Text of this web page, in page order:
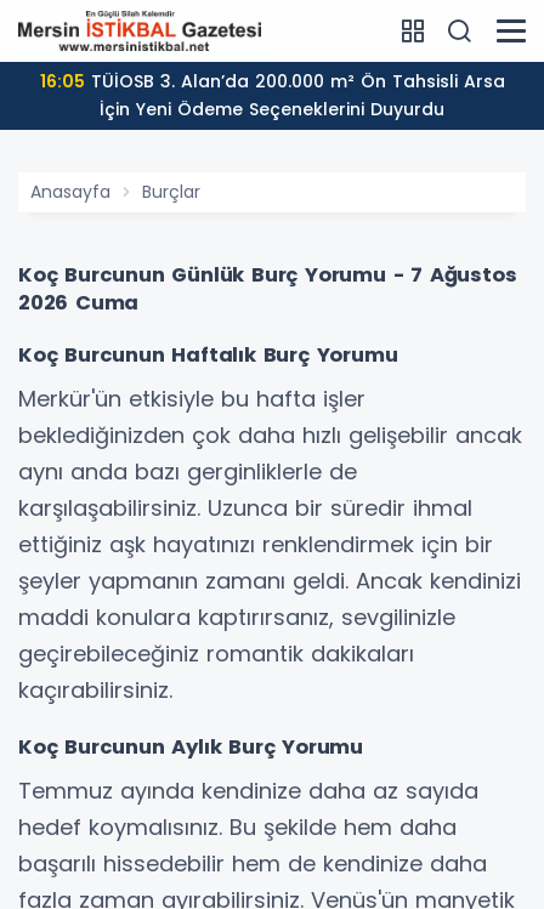
16:05
İçin Yeni Ödeme Seçeneklerini Duyurdu
Anasayfa Burçlar
Koç Burcunun Günlük Burç Yorumu - 7 Ağustos
2026 Cuma
Koç Burcunun Haftalık Burç Yorumu
Merkür'ün etkisiyle bu hafta işler
beklediğinizden çok daha hızlı gelişebilir ancak
aynı anda bazı gerginliklerle de
karşılaşabilirsiniz. Uzunca bir süredir ihmal
ettiğiniz aşk hayatınızı renklendirmek için bir
şeyler yapmanın zamanı geldi. Ancak kendinizi
maddi konulara kaptırırsanız, sevgilinizle
geçirebileceğiniz romantik dakikaları
kaçırabilirsiniz.
Koç Burcunun Aylık Burç Yorumu
Temmuz ayında kendinize daha az sayıda
hedef koymalısınız. Bu şekilde hem daha
başarılı hissedebilir hem de kendinize daha
fazla zaman ayırabilirsiniz. Venüs'ün manyetik